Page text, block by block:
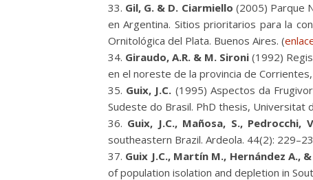
Gil, G. & D. Ciarmiello (2005) Parque
en Argentina. Sitios prioritarios para la
Ornitológica del Plata. Buenos Aires. (
Giraudo, A.R. & M. Sironi (1992)
en el noreste de la provincia de
Guix, J.C. (1995) Aspectos da
Sudeste do Brasil. PhD thesis, Universitat
Guix, J.C., Mañosa, S., Pedrocchi,
southeastern Brazil. Ardeola. 44(2):
Guix J.C., Martín M., Hernández A., &
of population isolation and depletion in